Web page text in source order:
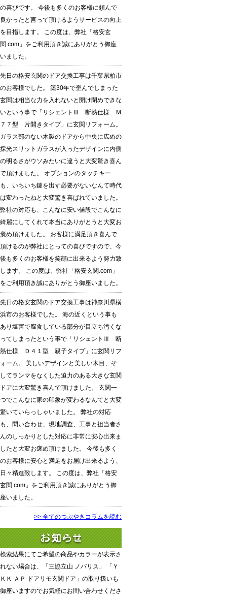
の喜びです。 今後も多くのお客様に頼んで
良かったと言って頂けるようサービスの向上
を目指します。 この度は、弊社「格安玄
関.com」をご利用頂き誠にありがとう御座
いました。
先日の格安玄関のドア交換工事は千葉県柏市
のお客様でした。 築30年で歪んでしまった
玄関は相当な力を入れないと開け閉めできな
いという事で「リシェントⅢ 断熱仕様 Ｍ
７７型 片開きタイプ」に玄関リフォーム。
ガラス部のない木製のドアから中央に広めの
採光スリットガラスが入ったデザインに内側
の明るさがウソみたいに違うと大変驚き喜ん
で頂けました。 オプションのタッチキー
も、いちいち鍵を出す必要がないなんて時代
は変わったねと大変驚き喜ばれていました。
弊社の対応も、こんなに安い値段でこんなに
綺麗にしてくれて本当にありがとうと大変お
褒め頂けました。 お客様に満足頂き喜んで
頂けるのが弊社にとっての喜びですので、今
後も多くのお客様を笑顔に出来るよう努力致
します。 この度は、弊社「格安玄関.com」
をご利用頂き誠にありがとう御座いました。
先日の格安玄関のドア交換工事は神奈川県横
浜市のお客様でした。 海の近くという事も
あり塩害で腐食している部分が目立ち汚くな
ってしまったという事で「リシェントⅢ 断
熱仕様 Ｄ４１型 親子タイプ」に玄関リフ
ォーム。 美しいデザインと美しい木目、そ
してランマをなくした迫力のある大きな玄関
ドアに大変驚き喜んで頂けました。 玄関一
つでこんなに家の印象が変わるなんてと大変
驚いていらっしゃいました。 弊社の対応
も、問い合わせ、現地調査、工事と担当者さ
んのしっかりとした対応に非常に安心出来ま
したと大変お褒め頂けました。 今後も多く
のお客様に安心と満足をお届け出来るよう、
日々精進致します。 この度は、弊社「格安
玄関.com」をご利用頂き誠にありがとう御
座いました。
>> 全てのつぶやきコラムを読む
検索結果にてご希望の商品やカラーが表示さ
れない場合は、「三協立山 ノバリス」 「Ｙ
ＫＫ ＡＰ ドアリモ玄関ドア」の取り扱いも
御座いますのでお気軽にお問い合わせくださ